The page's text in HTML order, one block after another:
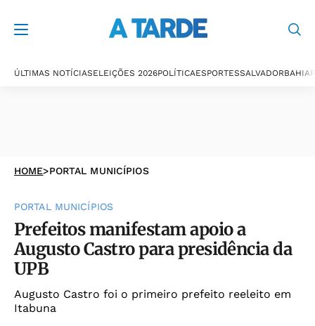
ÚLTIMAS NOTÍCIASELEIÇÕES 2026POLÍTICAESPORTESSALVADORBAHIA
HOME>PORTAL MUNICÍPIOS
PORTAL MUNICÍPIOS
Prefeitos manifestam apoio a
Augusto Castro para presidência da
UPB
Augusto Castro foi o primeiro prefeito reeleito em
Itabuna